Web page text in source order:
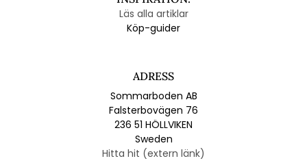
Läs alla artiklar
Köp-guider
ADRESS
Sommarboden AB
Falsterbovägen 76
236 51 HÖLLVIKEN
Sweden
Hitta hit (extern länk)